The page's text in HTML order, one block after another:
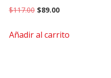
$117.00 Original
was:
$89.00Current
is:
Añadir al carrito